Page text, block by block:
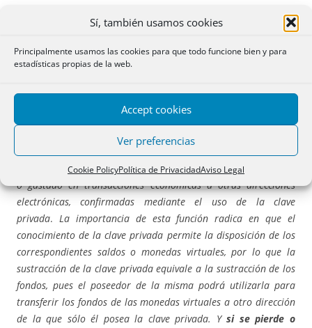
Sí, también usamos cookies
Principalmente usamos las cookies para que todo funcione bien y para
estadísticas propias de la web.
Accept cookies
Ver preferencias
Cookie PolicyPolítica de PrivacidadAviso Legal
Lo dicho para la tenencia sirve, igualmente para las
nociones de almacenamiento y transmisión de las
monedas, pues lo mismos son los mecanismos que las
promueven. Y esto porque, al final,
Así, dentro de los monederos, las
son más que
que existen en una determinada dirección
electrónica asociada a una clave pública, que no se han usado
o gastado en transacciones económicas a otras direcciones
electrónicas, confirmadas mediante el uso de la clave
privada. La importancia de esta función radica en que el
conocimiento de la clave privada permite la disposición de los
correspondientes saldos o monedas virtuales, por lo que la
sustracción de la clave privada equivale a la sustracción de los
fondos, pues el poseedor de la misma podrá utilizarla para
transferir los fondos de las monedas virtuales a otro dirección
de la que sólo él posea la clave privada. Ysi se pierde o